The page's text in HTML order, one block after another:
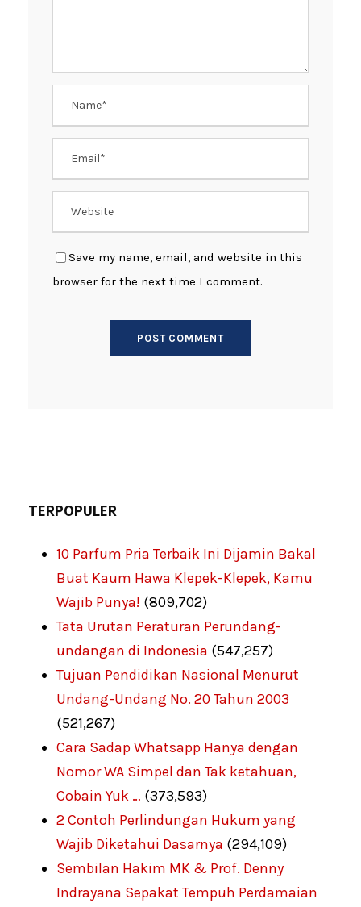
Save my name, email, and website in this
browser for the next time I comment.
TERPOPULER
10 Parfum Pria Terbaik Ini Dijamin Bakal
Buat Kaum Hawa Klepek-Klepek, Kamu
Wajib Punya! (809,702)
Tata Urutan Peraturan Perundang-
undangan di Indonesia (547,257)
Tujuan Pendidikan Nasional Menurut
Undang-Undang No. 20 Tahun 2003
(521,267)
Cara Sadap Whatsapp Hanya dengan
Nomor WA Simpel dan Tak ketahuan,
Cobain Yuk … (373,593)
2 Contoh Perlindungan Hukum yang
Wajib Diketahui Dasarnya (294,109)
Sembilan Hakim MK & Prof. Denny
Indrayana Sepakat Tempuh Perdamaian